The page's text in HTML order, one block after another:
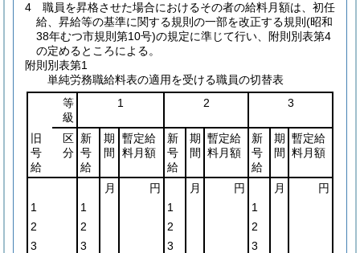
4
職員を昇格させた場合におけるその者の給料月額は、初任
給、昇給等の基準に関する規則の一部を改正する規則 (昭和
38年むつ市規則第10号)の規定に準じて行い、附則別表第4
の定めるところによる。
附則別表第1
単純労務職給料表の適用を受ける職員の切替表
等
級
1 2 3
旧
号
給
区
分
新
号
給
期
間
暫定給
料月額
新
号
給
期
間
暫定給
料月額
新
号
給
期
間
暫定給
料月額
月 円 月 円 月
円
1
1 1
1
2
2 2
2
3
3 3
3